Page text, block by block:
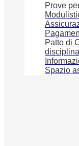
Prove
Patto di
disciplina
Spazio